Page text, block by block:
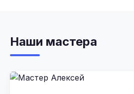
Наши мастера